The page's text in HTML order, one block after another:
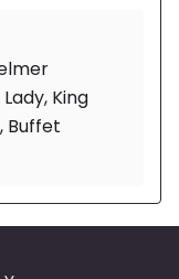
King
Buffet